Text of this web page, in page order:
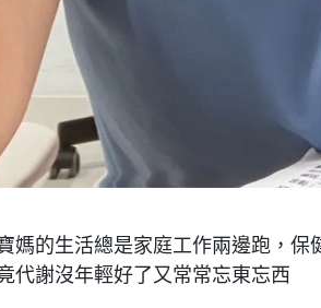
媽的生活總是家庭工作兩邊跑，保
代謝沒年輕好了又常常忘東忘西